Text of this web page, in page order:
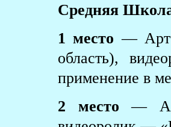
Средняя
1 место —
область),
применение в
2 место —